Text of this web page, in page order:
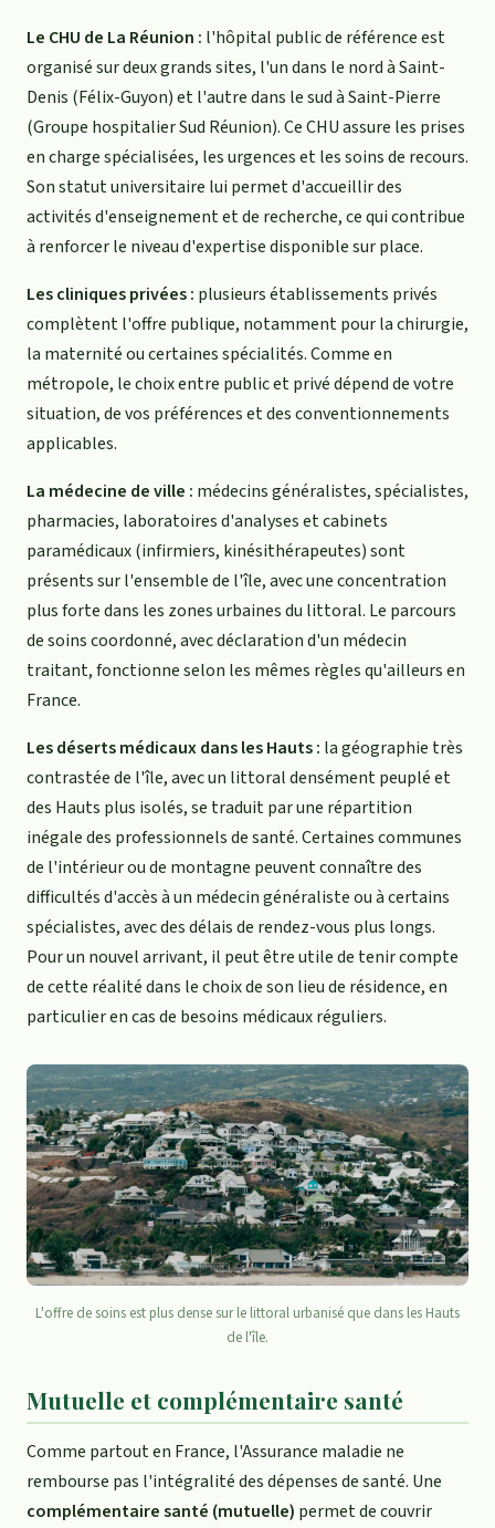
Le CHU de La Réunion : l'hôpital public de référence est
organisé sur deux grands sites, l'un dans le nord à Saint-
Denis (Félix-Guyon) et l'autre dans le sud à Saint-Pierre
(Groupe hospitalier Sud Réunion). Ce CHU assure les prises
en charge spécialisées, les urgences et les soins de recours.
Son statut universitaire lui permet d'accueillir des
activités d'enseignement et de recherche, ce qui contribue
à renforcer le niveau d'expertise disponible sur place.
Les cliniques privées : plusieurs établissements privés
complètent l'offre publique, notamment pour la chirurgie,
la maternité ou certaines spécialités. Comme en
métropole, le choix entre public et privé dépend de votre
situation, de vos préférences et des conventionnements
applicables.
La médecine de ville : médecins généralistes, spécialistes,
pharmacies, laboratoires d'analyses et cabinets
paramédicaux (infirmiers, kinésithérapeutes) sont
présents sur l'ensemble de l'île, avec une concentration
plus forte dans les zones urbaines du littoral. Le parcours
de soins coordonné, avec déclaration d'un médecin
traitant, fonctionne selon les mêmes règles qu'ailleurs en
France.
Les déserts médicaux dans les Hauts : la géographie très
contrastée de l'île, avec un littoral densément peuplé et
des Hauts plus isolés, se traduit par une répartition
inégale des professionnels de santé. Certaines communes
de l'intérieur ou de montagne peuvent connaître des
difficultés d'accès à un médecin généraliste ou à certains
spécialistes, avec des délais de rendez-vous plus longs.
Pour un nouvel arrivant, il peut être utile de tenir compte
de cette réalité dans le choix de son lieu de résidence, en
particulier en cas de besoins médicaux réguliers.
L'offre de soins est plus dense sur le littoral urbanisé que dans les Hauts
de l'île.
Mutuelle et complémentaire santé
Comme partout en France, l'Assurance maladie ne
rembourse pas l'intégralité des dépenses de santé. Une
complémentaire santé (mutuelle) permet de couvrir